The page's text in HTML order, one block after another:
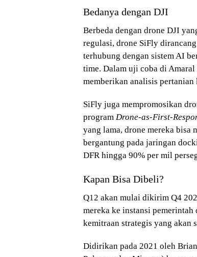
Bedanya dengan DJI
Berbeda dengan drone DJI
regulasi, drone SiFly
terhubung dengan sistem AI
time. Dalam uji coba di Amaral
memberikan analisis
SiFly juga mempromosikan
program Drone-as-First-
yang lama, drone mereka bisa
bergantung pada jaringan
DFR hingga 90% per mil
Kapan Bisa Dibeli?
Q12 akan mulai dikirim Q4
mereka ke instansi pemerintah
kemitraan strategis yang akan
Didirikan pada 2021 oleh